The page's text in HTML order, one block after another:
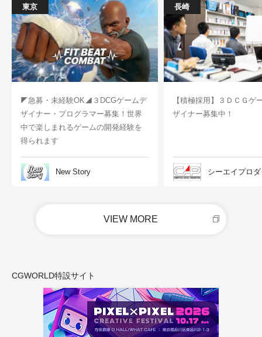
東京
◤急募・未経験OK◢３DCGゲームデ
ザイナー・プログラマー募集！世界
中で楽しまれるゲームの開発経験を
得られます
New Story
長崎
【積極採用】３ＤＣＧゲ
ザイナー募集中！
シーエイプロ
VIEW MORE
CGWORLD特設サイト